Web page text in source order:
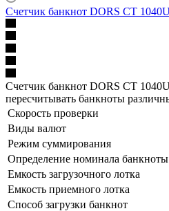
Счетчик банкнот DORS CT
Счетчик банкнот DORS CT
пересчитывать банкноты
Скорость проверки
Виды валют
Режим суммирования
Определение номинала банкноты
Емкость загрузочного лотка
Емкость приемного лотка
Способ загрузки банкнот